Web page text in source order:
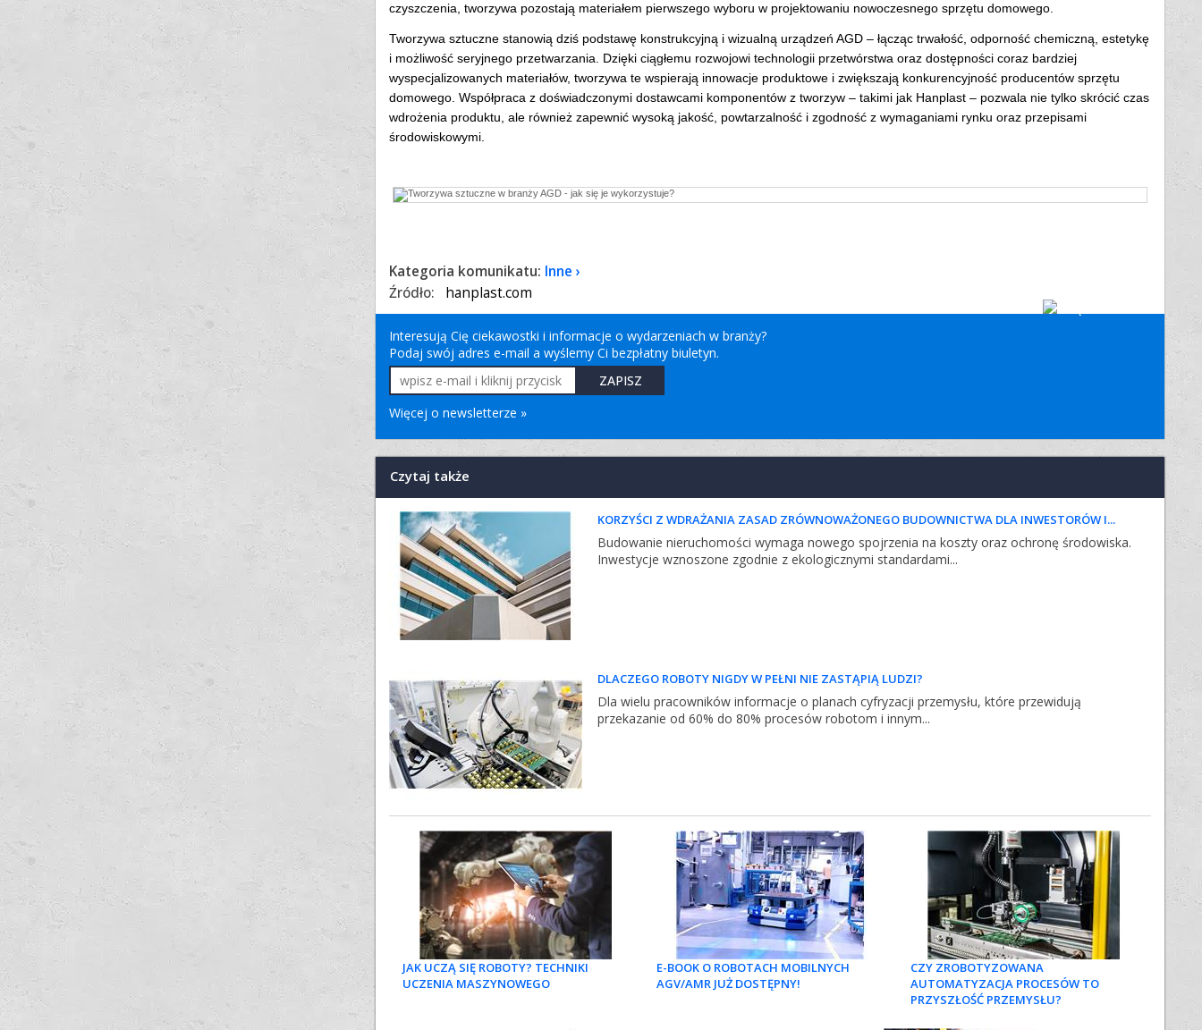
czyszczenia, tworzywa pozostają materiałem pierwszego wyboru w projektowaniu nowoczesnego sprzętu domowego.
Tworzywa sztuczne stanowią dziś podstawę konstrukcyjną i wizualną urządzeń AGD – łącząc trwałość, odporność chemiczną, estetykę
i możliwość seryjnego przetwarzania. Dzięki ciągłemu rozwojowi technologii przetwórstwa oraz dostępności coraz bardziej
wyspecjalizowanych materiałów, tworzywa te wspierają innowacje produktowe i zwiększają konkurencyjność producentów sprzętu
domowego. Współpraca z doświadczonymi dostawcami komponentów z tworzyw – takimi jak Hanplast – pozwala nie tylko skrócić czas
wdrożenia produktu, ale również zapewnić wysoką jakość, powtarzalność i zgodność z wymaganiami rynku oraz przepisami
środowiskowymi.
Kategoria komunikatu: Inne
Źródło:
hanplast.com
Interesują Cię ciekawostki i informacje o wydarzeniach w branży?
Podaj swój adres e-mail a wyślemy Ci bezpłatny biuletyn.
Więcej o newsletterze »
Czytaj także
KORZYŚCI Z WDRAŻANIA ZASAD ZRÓWNOWAŻONEGO BUDOWNICTWA DLA INWESTORÓW I...
Budowanie nieruchomości wymaga nowego spojrzenia na koszty oraz ochronę środowiska.
Inwestycje wznoszone zgodnie z ekologicznymi standardami...
DLACZEGO ROBOTY NIGDY W PEŁNI NIE ZASTĄPIĄ LUDZI?
Dla wielu pracowników informacje o planach cyfryzacji przemysłu, które przewidują
przekazanie od 60% do 80% procesów robotom i innym...
JAK UCZĄ SIĘ ROBOTY? TECHNIKI
UCZENIA MASZYNOWEGO
E-BOOK O ROBOTACH MOBILNYCH
AGV/AMR JUŻ DOSTĘPNY!
CZY ZROBOTYZOWANA
AUTOMATYZACJA PROCESÓW TO
PRZYSZŁOŚĆ PRZEMYSŁU?